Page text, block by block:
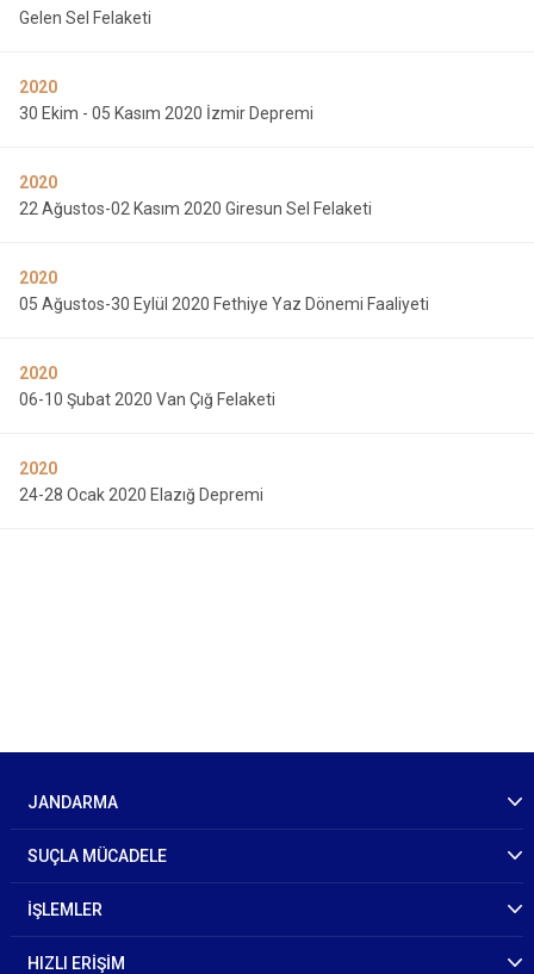
Gelen Sel Felaketi
2020
30 Ekim - 05 Kasım 2020 İzmir Depremi
2020
22 Ağustos-02 Kasım 2020 Giresun Sel Felaketi
2020
05 Ağustos-30 Eylül 2020 Fethiye Yaz Dönemi Faaliyeti
2020
06-10 Şubat 2020 Van Çığ Felaketi
2020
24-28 Ocak 2020 Elazığ Depremi
JANDARMA
SUÇLA MÜCADELE
İŞLEMLER
HIZLI ERİŞİM